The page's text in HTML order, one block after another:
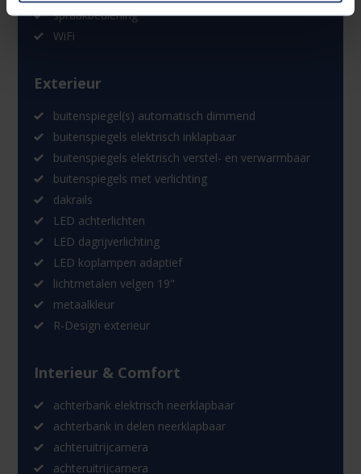
spraakbediening
WiFi
Exterieur
buitenspiegel(s) automatisch dimmend
buitenspiegels elektrisch inklapbaar
buitenspiegels elektrisch verstel- en verwarmbaar
buitenspiegels met verlichting
dakrails
LED achterlichten
LED dagrijverlichting
LED koplampen adaptief
lichtmetalen velgen 19"
metaalkleur
R-Design exterieur
Interieur & Comfort
achterbank elektrisch neerklapbaar
achterbank in delen neerklapbaar
achteruitrijcamera
achteruitrijcamera